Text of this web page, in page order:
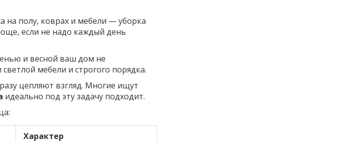
полу, коврах и мебели — уборка
если не надо каждый день
и весной ваш дом не
мебели и строгого порядка.
цепляют взгляд. Многие ищут
идеально под эту задачу подходит.
Характер